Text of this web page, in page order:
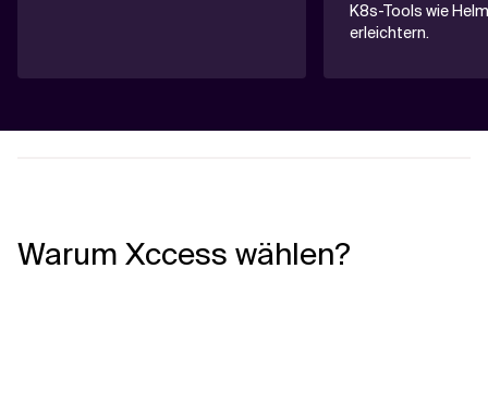
K8s-Tools wie
erleichtern.
Warum Xccess wählen?